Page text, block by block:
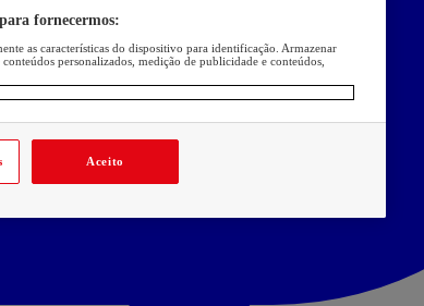
fornecermos:
as características do dispositivo para identificação. Armazenar
personalizados, medição de publicidade e conteúdos,
Aceito